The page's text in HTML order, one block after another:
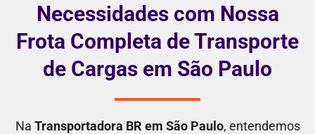
Necessidades com Nossa
Frota Completa de Transporte
de Cargas em São Paulo
Na Transportadora BR em São Paulo, entendemos